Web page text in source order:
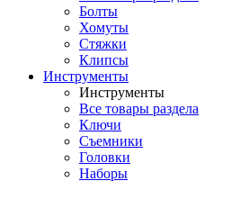
Болты
Хомуты
Стяжки
Клипсы
Инструменты
Инструменты
Все товары раздела
Ключи
Съемники
Головки
Наборы